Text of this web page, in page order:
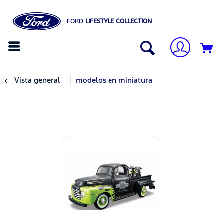
FORD LIFESTYLE COLLECTION
Vista general modelos en miniatura